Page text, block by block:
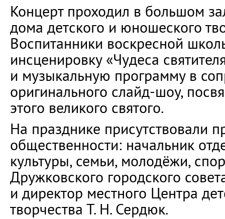
Концерт проходил в большом
дома детского и юношеского
Воспитанники воскресной
инсценировку «Чудеса
и музыкальную программу в
оригинального слайд-шоу,
этого великого святого.
На празднике присутствовали
общественности: начальник
культуры, семьи, молодёжи,
Дружковского городского
и директор местного Центра
творчества Т. Н. Сердюк.